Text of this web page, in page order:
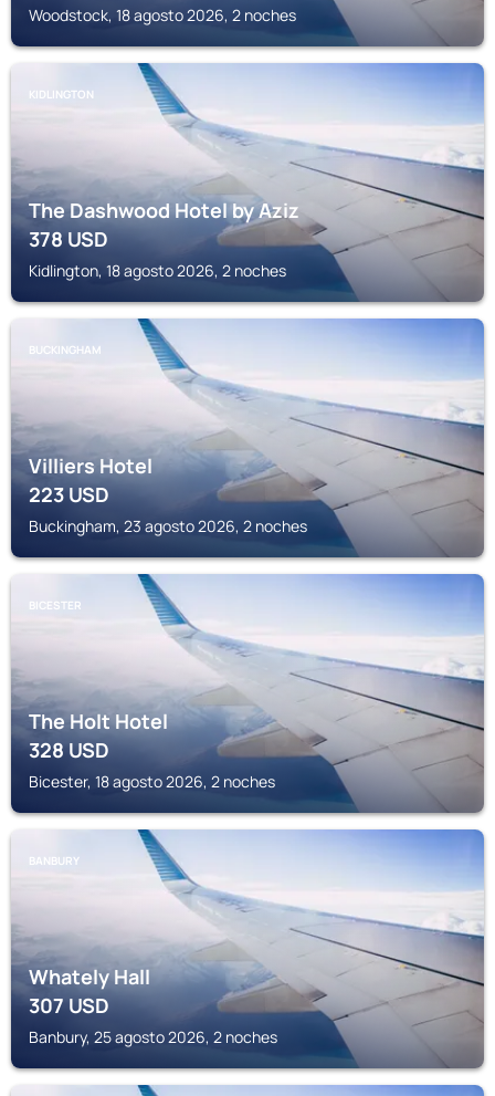
Woodstock, 18 agosto 2026, 2 noches
KIDLINGTON
The Dashwood Hotel by Aziz
378USD
Kidlington, 18 agosto 2026, 2 noches
BUCKINGHAM
Villiers Hotel
223USD
Buckingham, 23 agosto 2026, 2 noches
BICESTER
The Holt Hotel
328USD
Bicester, 18 agosto 2026, 2 noches
BANBURY
Whately Hall
307USD
Banbury, 25 agosto 2026, 2 noches